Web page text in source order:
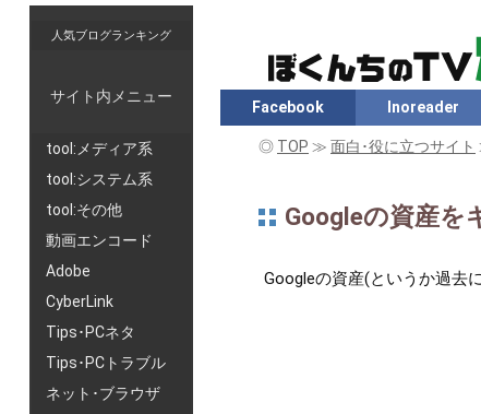
人気ブログランキング
サイト内メニュー
tool:メディア系
tool:システム系
tool:その他
動画エンコード
Adobe
CyberLink
Tips･PCネタ
Tips･PCトラブル
ネット･ブラウザ
Facebook Inoreader
◎ TOP ≫ 面白･役に立つサイト
Googleの資産を
Googleの資産(というか過去